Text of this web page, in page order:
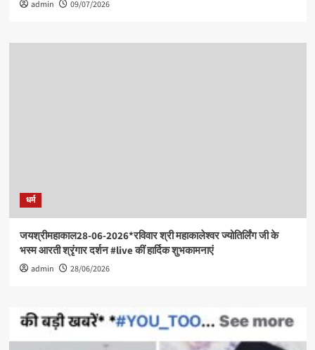
admin 09/07/2026
धर्म
जयश्रीमहाकाल28-06-2026*रविवार श्री महाकालेश्वर ज्योतिर्लिंग जी के
भस्म आरती श्रृंगार दर्शन #live कीं हार्दिक शुभकामनाएं
admin 28/06/2026